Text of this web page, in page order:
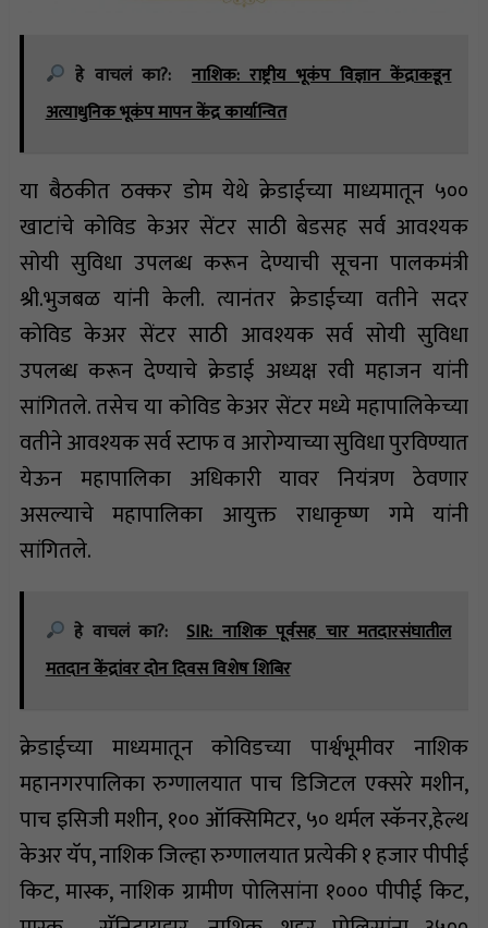
हे वाचलं का?:
नाशिक: राष्ट्रीय भूकंप विज्ञान केंद्राकडून
अत्याधुनिक भूकंप मापन केंद्र कार्यान्वित
या बैठकीत ठक्कर डोम येथे क्रेडाईच्या माध्यमातून ५००
खाटांचे कोविड केअर सेंटर साठी बेडसह सर्व आवश्यक
सोयी सुविधा उपलब्ध करून देण्याची सूचना पालकमंत्री
श्री.भुजबळ यांनी केली. त्यानंतर क्रेडाईच्या वतीने सदर
कोविड केअर सेंटर साठी आवश्यक सर्व सोयी सुविधा
उपलब्ध करून देण्याचे क्रेडाई अध्यक्ष रवी महाजन यांनी
सांगितले. तसेच या कोविड केअर सेंटर मध्ये महापालिकेच्या
वतीने आवश्यक सर्व स्टाफ व आरोग्याच्या सुविधा पुरविण्यात
येऊन महापालिका अधिकारी यावर नियंत्रण ठेवणार
असल्याचे महापालिका आयुक्त राधाकृष्ण गमे यांनी
सांगितले.
हे वाचलं का?:
SIR: नाशिक पूर्वसह चार मतदारसंघातील
मतदान केंद्रांवर दोन दिवस विशेष शिबिर
क्रेडाईच्या माध्यमातून कोविडच्या पार्श्वभूमीवर नाशिक
महानगरपालिका रुग्णालयात पाच डिजिटल एक्सरे मशीन,
पाच इसिजी मशीन, १०० ऑक्सिमिटर, ५० थर्मल स्कॅनर,हेल्थ
केअर यॅप, नाशिक जिल्हा रुग्णालयात प्रत्येकी १ हजार पीपीई
किट, मास्क, नाशिक ग्रामीण पोलिसांना १००० पीपीई किट,